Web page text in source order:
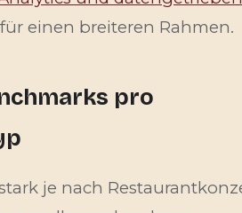
für einen breiteren Rahmen.
pro
je nach